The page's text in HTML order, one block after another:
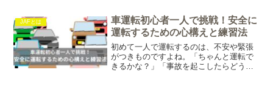
JAFとは
車運転初心者一人で挑戦！安全に
運転するための心構えと練習法
初めて一人で運転するのは、不安や緊張
がつきものですよね。「ちゃんと運転で
きるかな？」「事故を起こしたらどうし